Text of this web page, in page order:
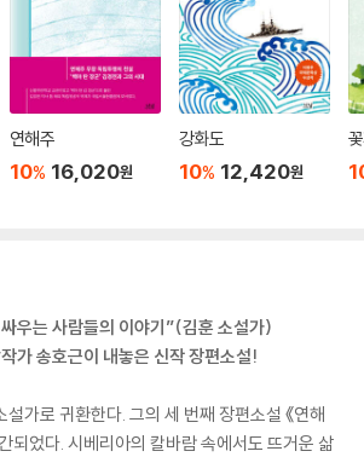
연해주
10% 16,020원
강화도
10% 12,420원
우는 사람들의 이야기”(김훈 소설가)
가 송호근이 내놓은 신작 장편소설!
가로 귀환한다. 그의 세 번째 장편소설 《연해
되었다. 시베리아의 칼바람 속에서도 뜨거운 삶